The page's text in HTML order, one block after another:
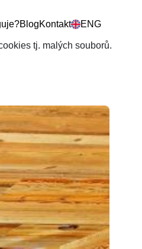
BlogKontakt ENG
tj. malých souborů.